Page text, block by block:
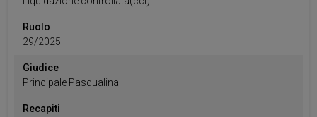
Ruolo
29/2025
Giudice
Principale Pasqualina
Recapiti